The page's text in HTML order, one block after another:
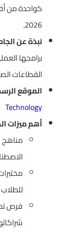
كواحدة من
2026.
نبذة عن
برامجها
القطاعات
الموقع
Technology
أهم ميزات
مناهج
فرص